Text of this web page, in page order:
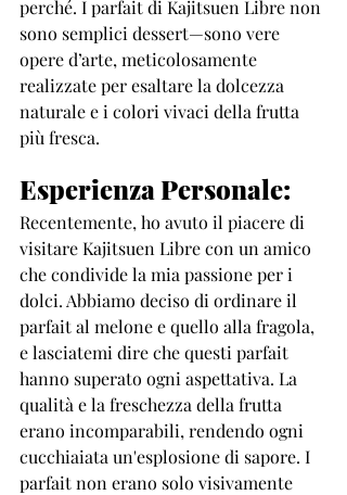
perché. I parfait di Kajitsuen Libre non
sono semplici dessert—sono vere
opere d’arte, meticolosamente
realizzate per esaltare la dolcezza
naturale e i colori vivaci della frutta
più fresca.
Esperienza Personale:
Recentemente, ho avuto il piacere di
visitare Kajitsuen Libre con un amico
che condivide la mia passione per i
dolci. Abbiamo deciso di ordinare il
parfait al melone e quello alla fragola,
e lasciatemi dire che questi parfait
hanno superato ogni aspettativa. La
qualità e la freschezza della frutta
erano incomparabili, rendendo ogni
cucchiaiata un'esplosione di sapore. I
parfait non erano solo visivamente